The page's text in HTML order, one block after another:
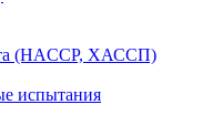
(HACCP, ХАССП)
испытания